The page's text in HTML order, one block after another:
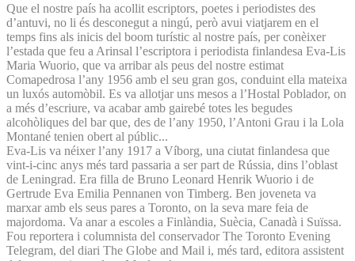
Que el nostre país ha acollit escriptors, poetes i periodistes des
d’antuvi, no li és desconegut a ningú, però avui viatjarem en el
temps fins als inicis del boom turístic al nostre país, per conèixer
l’estada que feu a Arinsal l’escriptora i periodista finlandesa Eva-Lis
Maria Wuorio, que va arribar als peus del nostre estimat
Comapedrosa l’any 1956 amb el seu gran gos, conduint ella mateixa
un luxós automòbil. Es va allotjar uns mesos a l’Hostal Poblador, on
a més d’escriure, va acabar amb gairebé totes les begudes
alcohòliques del bar que, des de l’any 1950, l’Antoni Grau i la Lola
Montané tenien obert al públic...
Eva-Lis va néixer l’any 1917 a Víborg, una ciutat finlandesa que
vint-i-cinc anys més tard passaria a ser part de Rússia, dins l’oblast
de Leningrad. Era filla de Bruno Leonard Henrik Wuorio i de
Gertrude Eva Emilia Pennanen von Timberg. Ben joveneta va
marxar amb els seus pares a Toronto, on la seva mare feia de
majordoma. Va anar a escoles a Finlàndia, Suècia, Canadà i Suïssa.
Fou reportera i columnista del conservador The Toronto Evening
Telegram, del diari The Globe and Mail i, més tard, editora assistent